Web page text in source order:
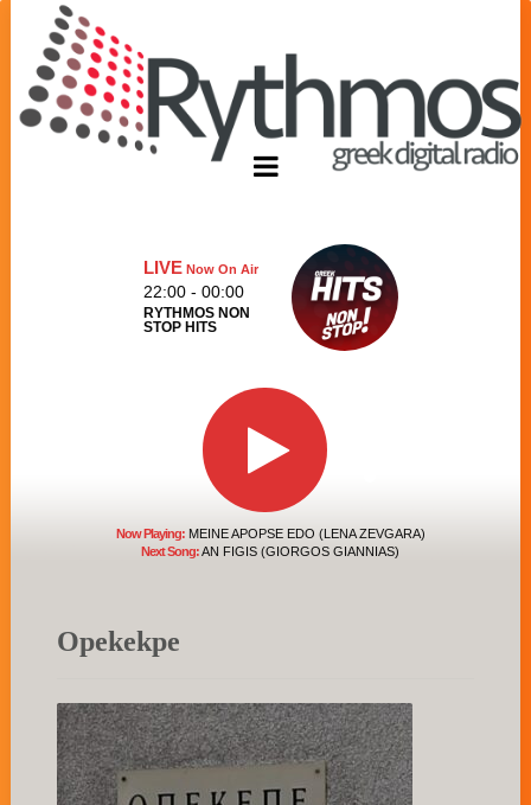
LIVENow On Air
22:00 - 00:00
RYTHMOS NON
STOP HITS
Now Playing:MEINE APOPSE EDO (LENA ZEVGARA)
Next Song:AN FIGIS (GIORGOS GIANNIAS)
Opekekpe